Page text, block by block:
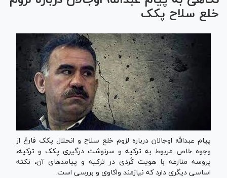
خلع سلاح پ‎ک‎ک
پیام عبدالله اوجالان درباره لزوم خلع سلاح و انحلال پ‎ک‎ک فارغ از
وجوه خاص مربوط به ترکیه و سرنوشت درگیری پ‎ک‎ک و ترکیه،
پروسه منازعه با هویت کُردی در ترکیه و پیامد‌های آن، نکته
اساسی دیگری دارد که نیازمند واکاوی و بررسی است.